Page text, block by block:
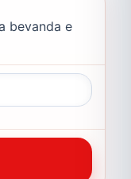
bevanda e